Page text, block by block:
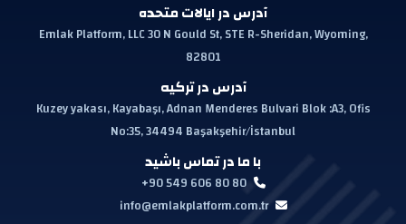
آدرس در ایالات متحده
Emlak Platform, LLC 30 N Gould St, STE R-Sheridan, Wyoming,
82801
آدرس در ترکیه
Kuzey yakası, Kayabaşı, Adnan Menderes Bulvari Blok :A3, Ofis
No:35, 34494 Başakşehir/İstanbul
با ما در تماس باشید
+90 549 606 80 80
info@emlakplatform.com.tr